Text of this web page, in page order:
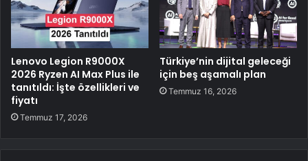
Lenovo Legion R9000X
2026 Ryzen AI Max Plus ile
tanıtıldı: İşte özellikleri ve
fiyatı
Temmuz 17, 2026
Türkiye’nin dijital geleceği
için beş aşamalı plan
Temmuz 16, 2026